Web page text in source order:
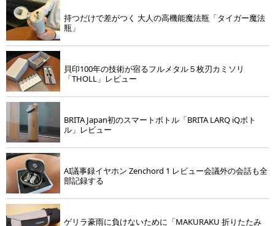
持つだけで差がつく 大人の高機能魔法瓶「タイガー魔法
瓶」
貝印100年の技術が宿るフルメタル５枚刃カミソリ
「THOLL」レビュー
BRITA Japan初のスマートボトル「BRITA LARQ iQボト
ル」レビュー
AI議事録イヤホン Zenchord 1 レビュー会議外の会話も全
部記録する
ゲリラ豪雨に負けないために「MAKURAKU 折りたたみ